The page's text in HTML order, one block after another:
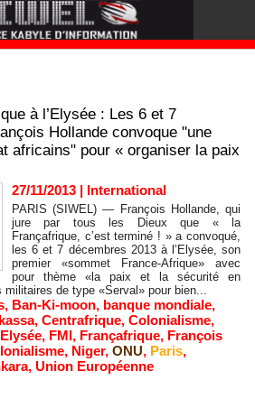
à l’Elysée : Les 6 et 7
Hollande convoque "une
africains" pour « organiser la paix
27/11/2013 | International
PARIS (SIWEL) — François Hollande, qui
jure par tous les Dieux que « la
Françafrique, c’est terminé ! » a convoqué,
les 6 et 7 décembres 2013 à l’Elysée, son
premier «sommet France-Afrique» avec
pour thème «la paix et la sécurité en
de type «Serval» pour bien...
, Ban-Ki-moon, banque mondiale,
, Centrafrique, Colonialisme,
Elysée, FMI, Françafrique, François
, Niger, ONU, Paris,
, Union Européenne